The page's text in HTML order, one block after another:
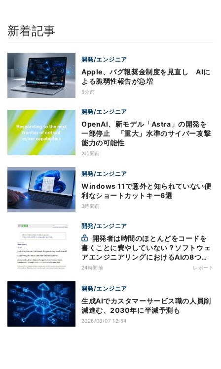
新着記事
開発/エンジニア
Apple、バグ報奨金制度を見直し AIに
よる脆弱性報告が急増
5分前
開発/エンジニア
OpenAI、新モデル「Astra」の開発を
一部停止 「重大」水準のサイバー攻撃
能力の可能性
2時間前
開発/エンジニア
Windows 11で意外と知られていない便
利なショートカットキー6選
3時間前
開発/エンジニア
書くことに費やしていない？ソフトウェ
アエンジニアリングにおけるAIの8つの
神話への賛否
24時間前 レポート
開発/エンジニア
生成AIでカスタマーサービス職の人員削
減進む、2030年に半減予測も
2026/08/07 12:54